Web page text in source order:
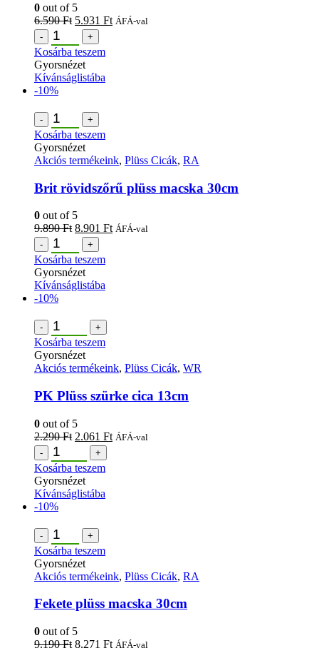
0 out of 5
6.590Ft 5.931 Ft ÁFÁ-val
-
+
Kosárba teszem
Gyorsnézet
Kívánságlistába
-10%
- +
Kosárba teszem
Gyorsnézet
Akciós termékeink, Plüss Cicák, RA
Brit rövidszőrű plüss macska 30cm
0 out of 5
9.890Ft 8.901 Ft ÁFÁ-val
-
+
Kosárba teszem
Gyorsnézet
Kívánságlistába
-10%
- +
Kosárba teszem
Gyorsnézet
Akciós termékeink, Plüss Cicák, WR
PK Plüss szürke cica 13cm
0 out of 5
2.290Ft 2.061 Ft ÁFÁ-val
-
+
Kosárba teszem
Gyorsnézet
Kívánságlistába
-10%
- +
Kosárba teszem
Gyorsnézet
Akciós termékeink, Plüss Cicák, RA
Fekete plüss macska 30cm
0 out of 5
9.190Ft 8.271 Ft ÁFÁ-val